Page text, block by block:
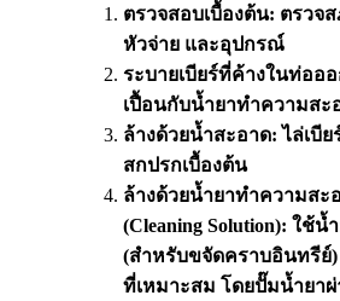
ตรวจสอบเบื้องต้น: ตรวจ
หัวจ่าย และอุปกรณ์
ระบายเบียร์ที่ค้างในท่ออ
เปื้อนกับน้ำยาทำความสะ
ล้างด้วยน้ำสะอาด: ไล่เบีย
สกปรกเบื้องต้น
ล้างด้วยน้ำยาทำความสะ
(Cleaning Solution): ใช้น้
(สำหรับขจัดคราบอินทรีย์
ที่เหมาะสม โดยปั๊มน้ำยา